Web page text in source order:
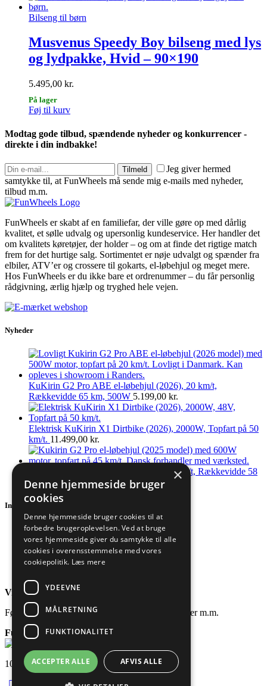
Bilseng til børn
Musvenus Speedy Boy bilseng med lys
og lydpakke, Hvid – 90×190
5.495,00 kr.
På lager
Føj til kurv
Modtag gode tilbud, spændende nyheder og konkurrencer -
direkte i din indbakke!
Tilmeld
Jeg giver hermed
samtykke til, at FunWheels må sende mig e-mails med nyheder,
tilbud m.m.
FunWheels er skabt af en familiefar, der ville gøre op med dårlig
kvalitet, et sølle udvalg og upersonlig kundeservice. Her handler det
om kvalitets køretøjer, der holder – og om at finde det rigtige match
frem for det hurtige salg. Sortimentet er nøje udvalgt og spænder fra
elbiler, ATV’er og crossere til gokarts, el-løbehjul og meget mere.
Hos FunWheels er du ikke bare et ordrenummer – du får personlig
rådgivning, ærlig hjælp og tryghed hele vejen.
Nyheder
KuKirin G2 Pro ABE el-løbehjul (2026), 20 km/t,
Rækkevidde 65 km, 500W 5.199,00 kr.
Elektrisk KuKirin X1 Dirtbike (2026), 2000W, Topfart på 50
km/t. 11.499,00 kr.
KuKirin G2 Pro el-løbehjul (2025), 45 km/t, Rækkevidde 58
km, 600W 5.199,00kr.
Information
Handelsbetingelser
Persondatapolitik
Fortrydelsesret
Reklamationer
Vi er også sociale!
Følg os og få nyeste nyheder, deltag i konkurrencer m.m.
FunWheels.dk| CVR: 45836541
100% dansk e-mærket webshop
×
Denne hjemmeside bruger
cookies
Denne hjemmeside bruger cookies til at
forbedre brugeroplevelsen. Ved at bruge
vores hjemmeside giver du samtykke til alle
cookies i overensstemmelse med vores
cookiepolitik. Læs mere
YDEEVNE
MÅLRETNING
FUNKTIONALITET
ACCEPTER ALLE AFVIS ALLE